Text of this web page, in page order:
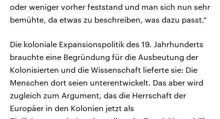
oder weniger vorher feststand und man sich nun sehr
bemühte, da etwas zu beschreiben, was dazu passt.“
Die koloniale Expansionspolitik des 19. Jahrhunderts
brauchte eine Begründung für die Ausbeutung der
Kolonisierten und die Wissenschaft lieferte sie: Die
Menschen dort seien unterentwickelt. Das aber wird
zugleich zum Argument, das die Herrschaft der
Europäer in den Kolonien jetzt als